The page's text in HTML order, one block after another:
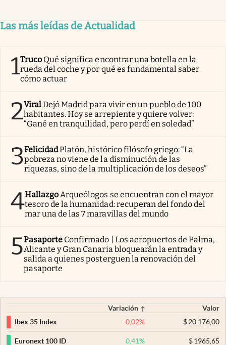
Las más leídas de Actualidad
1Truco Qué significa encontrar una botella en la
rueda del coche y por qué es fundamental saber
cómo actuar
2ViralDejó Madrid para vivir en un pueblo de 100
habitantes. Hoy se arrepiente y quiere volver:
“Gané en tranquilidad, pero perdí en soledad”
3FelicidadPlatón, histórico filósofo griego: “La
pobreza no viene de la disminución de las
riquezas, sino de la multiplicación de los deseos”
4HallazgoArqueólogos se encuentran con el mayor
tesoro de la humanidad: recuperan del fondo del
mar una de las 7 maravillas del mundo
5Pasaporte Confirmado | Los aeropuertos de Palma,
Alicante y Gran Canaria bloquearán la entrada y
salida a quienes posterguen la renovación del
pasaporte
Variación
Valor
Ibex 35 Index
-0,02% $20.176,00
Euronext 100 ID 0,41% $1965,65